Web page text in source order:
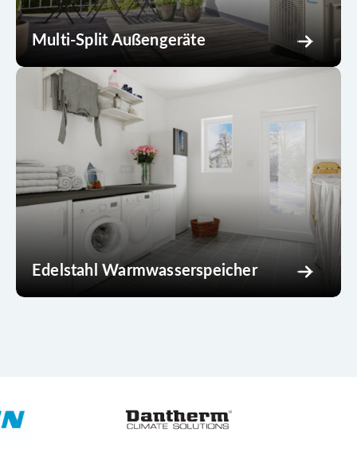
Multi-Split Außengeräte
Edelstahl Warmwasserspeicher